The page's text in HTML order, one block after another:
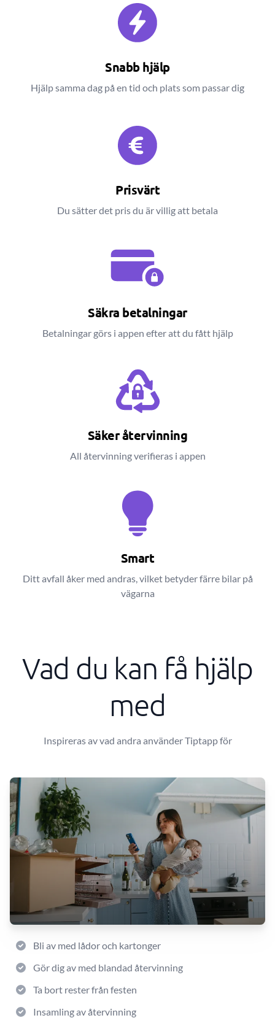
Snabb hjälp
Hjälp samma dag på en tid och plats som passar dig
Prisvärt
Du sätter det pris du är villig att betala
Säkra betalningar
Betalningar görs i appen efter att du fått hjälp
Säker återvinning
All återvinning verifieras i appen
Smart
Ditt avfall åker med andras, vilket betyder färre bilar på
vägarna
Vad du kan få hjälp
med
Inspireras av vad andra använder Tiptapp för
Bli av med lådor och kartonger
Gör dig av med blandad återvinning
Ta bort rester från festen
Insamling av återvinning